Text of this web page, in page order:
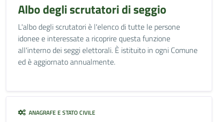
Albo degli scrutatori di seggio
L'albo degli scrutatori è l'elenco di tutte le persone
idonee e interessate a ricoprire questa funzione
all'interno dei seggi elettorali. È istituito in ogni Comune
ed è aggiornato annualmente.
ANAGRAFE E STATO CIVILE